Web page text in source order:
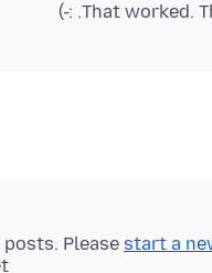
That worked.
Please start a